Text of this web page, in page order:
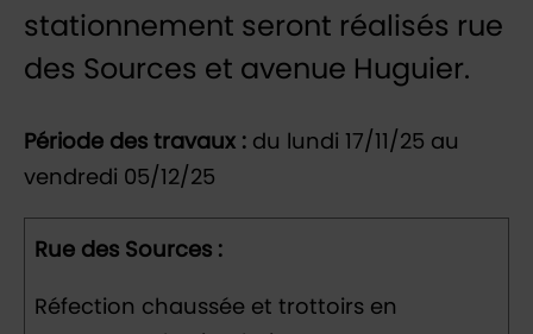
stationnement seront réalisés rue
des Sources et avenue Huguier.
Période des travaux : du lundi 17/11/25 au
vendredi 05/12/25
Rue des Sources :
Réfection chaussée et trottoirs en